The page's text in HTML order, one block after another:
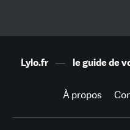
Lylo.fr— le guide de
À propos